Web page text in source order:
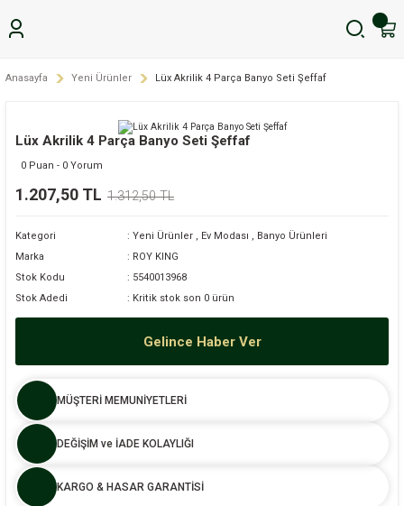
Anasayfa Yeni Ürünler Lüx Akrilik 4 Parça Banyo Seti Şeffaf
Lüx Akrilik 4 Parça Banyo Seti Şeffaf
0 Puan - 0 Yorum
1.207,50 TL 1.312,50 TL
Kategori Yeni Ürünler , Ev Modası , Banyo Ürünleri
Marka
ROY KING
Stok Kodu
5540013968
Stok Adedi
Kritik stok son 0 ürün
Gelince Haber Ver
MÜŞTERİ MEMUNİYETLERİ
DEĞİŞİM ve İADE KOLAYLIĞI
KARGO & HASAR GARANTİSİ